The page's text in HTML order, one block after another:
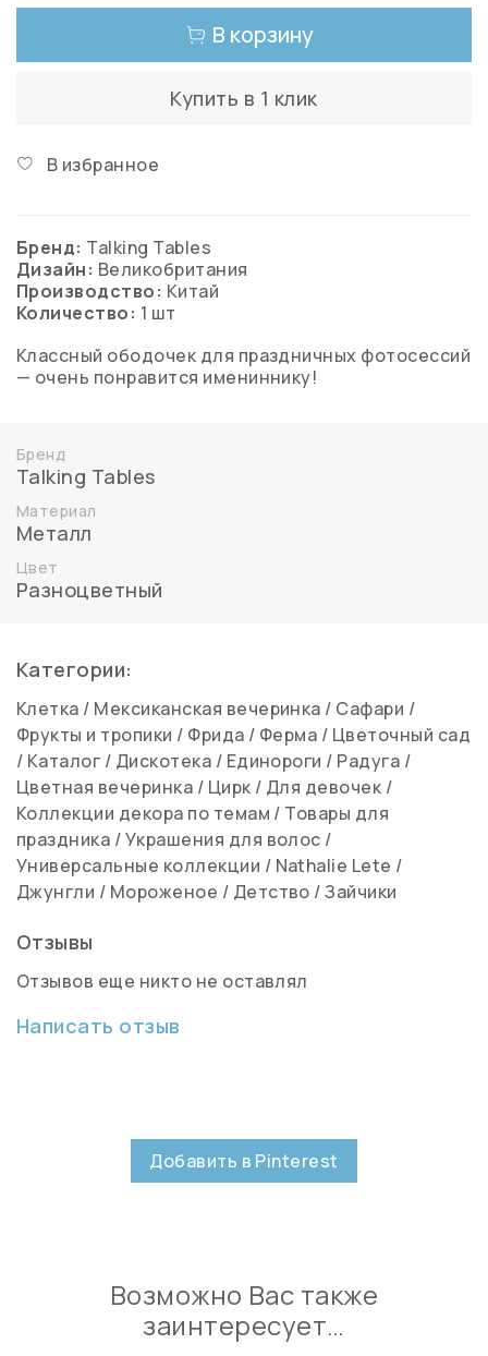
В корзину
Купить в 1 клик
В избранное
Бренд: Talking Tables
Дизайн: Великобритания
Производство: Китай
Количество: 1 шт
Классный ободочек для праздничных фотосессий
— очень понравится имениннику!
Бренд
Talking Tables
Материал
Металл
Цвет
Разноцветный
Категории:
Клетка / Мексиканская вечеринка / Сафари /
Фрукты и тропики / Фрида / Ферма / Цветочный сад
/ Каталог / Дискотека / Единороги / Радуга /
Цветная вечеринка / Цирк / Для девочек /
Коллекции декора по темам / Товары для
праздника /Украшения для волос /
Универсальные коллекции / Nathalie Lete /
Джунгли / Мороженое / Детство /Зайчики
Отзывы
Отзывов еще никто не оставлял
Написать отзыв
Добавить в Pinterest
Возможно Вас также
заинтересует…